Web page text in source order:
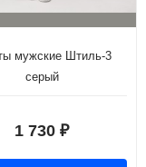
мужские Штиль-3
серый
1 730 ₽